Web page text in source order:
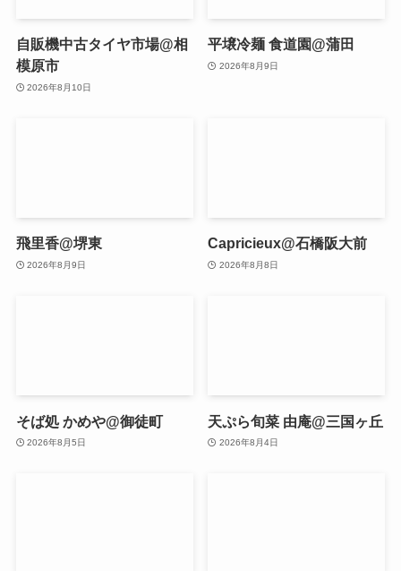
自販機中古タイヤ市場@相
模原市
2026年8月10日
平壌冷麺 食道園@蒲田
2026年8月9日
飛里香@堺東
2026年8月9日
Capricieux@石橋阪大前
2026年8月8日
そば処 かめや@御徒町
2026年8月5日
天ぷら旬菜 由庵@三国ヶ丘
2026年8月4日